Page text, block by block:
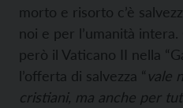
morto e risorto c’è
noi e per l’umanità
però il Vaticano II nella
l’offerta di salvezza “ vale
cristiani, ma anche per